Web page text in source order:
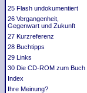
25 Flash undokumentiert
26 Vergangenheit,
Gegenwart und Zukunft
27 Kurzreferenz
28 Buchtipps
29 Links
30 Die CD-ROM zum Buch
Index
Ihre Meinung?